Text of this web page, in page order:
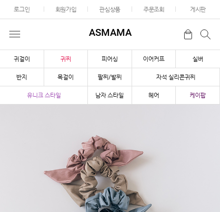
로그인 회원가입 관심상품 주문조회 게시판
ASMAMA
귀걸이 귀찌 피어싱 이어커프 실버
반지 목걸이 팔찌/발찌 자석 실리콘귀찌
유니크 스타일 남자 스타일 헤어 케이팝